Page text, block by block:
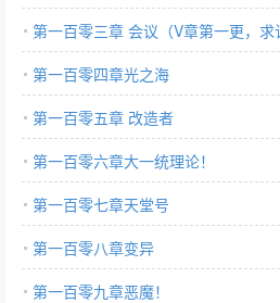
第一百零三章 会议（V章第一更，求
第一百零四章光之海
第一百零五章 改造者
第一百零六章大一统理论！
第一百零七章天堂号
第一百零八章变异
第一百零九章恶魔！